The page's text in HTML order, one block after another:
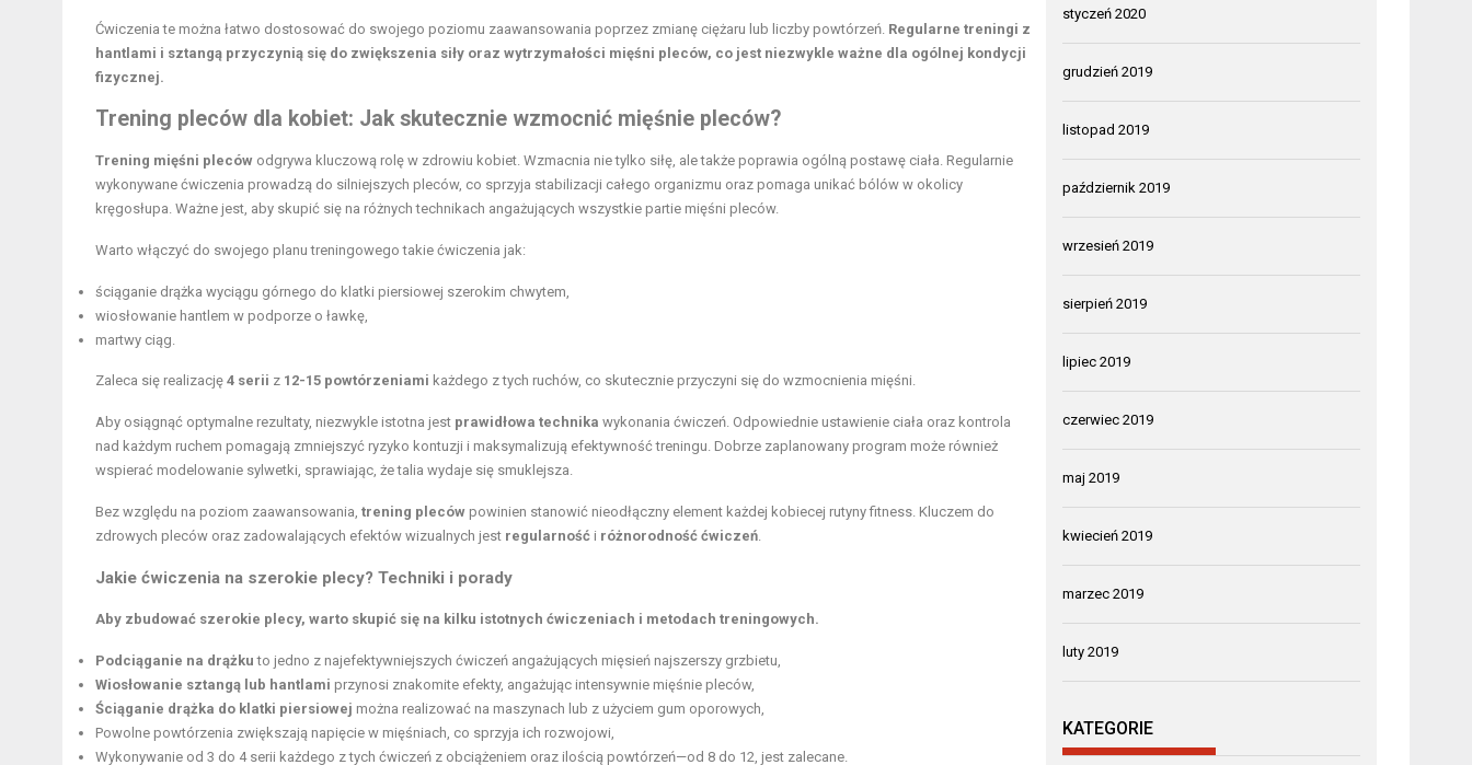
Ćwiczenia te można łatwo dostosować do swojego poziomu zaawansowania poprzez zmianę ciężaru lub liczby powtórzeń. Regularne treningi z
hantlami i sztangą przyczynią się do zwiększenia siły oraz wytrzymałości mięśni pleców, co jest niezwykle ważne dla ogólnej kondycji
fizycznej.
Trening pleców dla kobiet: Jak skutecznie wzmocnić mięśnie pleców?
Trening mięśni pleców odgrywa kluczową rolę w zdrowiu kobiet. Wzmacnia nie tylko siłę, ale także poprawia ogólną postawę ciała. Regularnie
wykonywane ćwiczenia prowadzą do silniejszych pleców, co sprzyja stabilizacji całego organizmu oraz pomaga unikać bólów w okolicy
kręgosłupa. Ważne jest, aby skupić się na różnych technikach angażujących wszystkie partie mięśni pleców.
Warto włączyć do swojego planu treningowego takie ćwiczenia jak:
ściąganie drążka wyciągu górnego do klatki piersiowej szerokim chwytem,
wiosłowanie hantlem w podporze o ławkę,
martwy ciąg.
Zaleca się realizację 4 serii z 12-15 powtórzeniami każdego z tych ruchów, co skutecznie przyczyni się do wzmocnienia mięśni.
Aby osiągnąć optymalne rezultaty, niezwykle istotna jest prawidłowa technika wykonania ćwiczeń. Odpowiednie ustawienie ciała oraz kontrola
nad każdym ruchem pomagają zmniejszyć ryzyko kontuzji i maksymalizują efektywność treningu. Dobrze zaplanowany program może również
wspierać modelowanie sylwetki, sprawiając, że talia wydaje się smuklejsza.
Bez względu na poziom zaawansowania, trening pleców powinien stanowić nieodłączny element każdej kobiecej rutyny fitness. Kluczem do
zdrowych pleców oraz zadowalających efektów wizualnych jest regularność i różnorodność ćwiczeń
Jakie ćwiczenia na szerokie plecy? Techniki i porady
Aby zbudować szerokie plecy, warto skupić się na kilku istotnych ćwiczeniach i metodach treningowych.
Podciąganie na drążku to jedno z najefektywniejszych ćwiczeń angażujących mięsień najszerszy grzbietu,
Wiosłowanie sztangą lub hantlami przynosi znakomite efekty, angażując intensywnie mięśnie pleców,
Ściąganie drążka do klatki piersiowej można realizować na maszynach lub z użyciem gum oporowych,
Powolne powtórzenia zwiększają napięcie w mięśniach, co sprzyja ich rozwojowi,
Wykonywanie od 3 do 4 serii każdego z tych ćwiczeń z obciążeniem oraz ilością powtórzeń—od 8 do 12, jest zalecane.
styczeń 2020
grudzień 2019
listopad 2019
październik 2019
wrzesień 2019
sierpień 2019
lipiec 2019
czerwiec 2019
maj 2019
kwiecień 2019
marzec 2019
luty 2019
KATEGORIE